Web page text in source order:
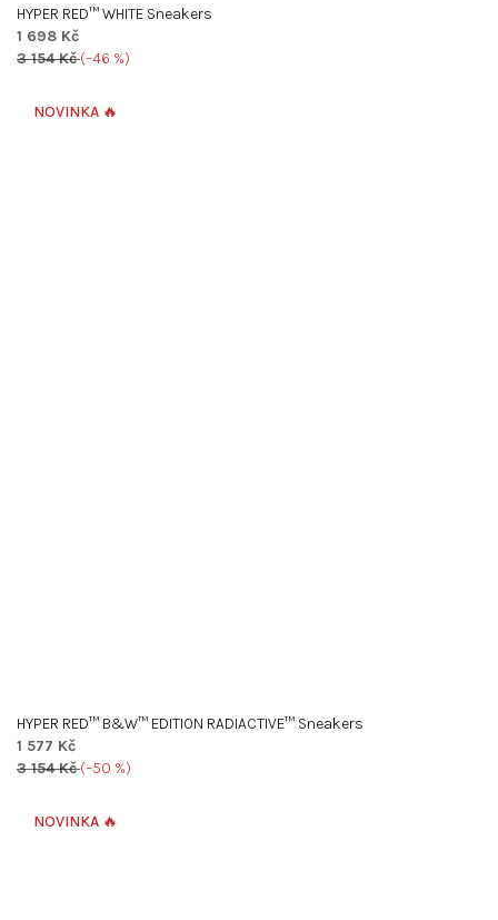
HYPER RED™ WHITE Sneakers
1 698 Kč
3 154 Kč (–46 %)
NOVINKA 🔥
HYPER RED™ B&W™ EDITION RADIACTIVE™ Sneakers
1 577 Kč
3 154 Kč (–50 %)
NOVINKA 🔥